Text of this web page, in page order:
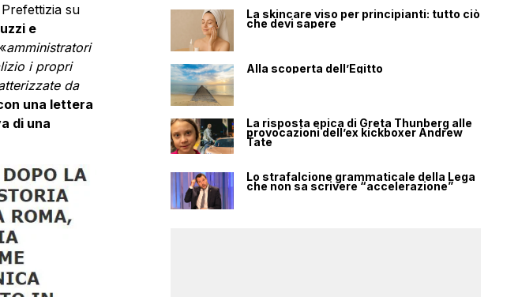
su
e
amministratori
i propri
da
una lettera
di una
La skincare viso per principianti: tutto ciò
che devi sapere
Alla scoperta dell’Egitto
La risposta epica di Greta Thunberg alle
provocazioni dell’ex kickboxer Andrew
Tate
Lo strafalcione grammaticale della Lega
che non sa scrivere “accelerazione”